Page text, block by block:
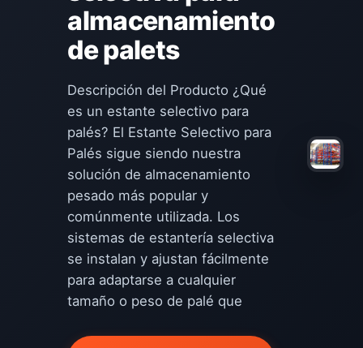
almacenamiento
de palets
Descripción del Producto ¿Qué
es un estante selectivo para
palés? El Estante Selectivo para
Palés sigue siendo nuestra
solución de almacenamiento
pesado más popular y
comúnmente utilizada. Los
sistemas de estantería selectiva
se instalan y ajustan fácilmente
para adaptarse a cualquier
tamaño o peso de palé que